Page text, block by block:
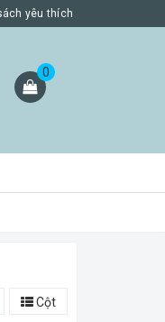
yêu thích
0
Cột